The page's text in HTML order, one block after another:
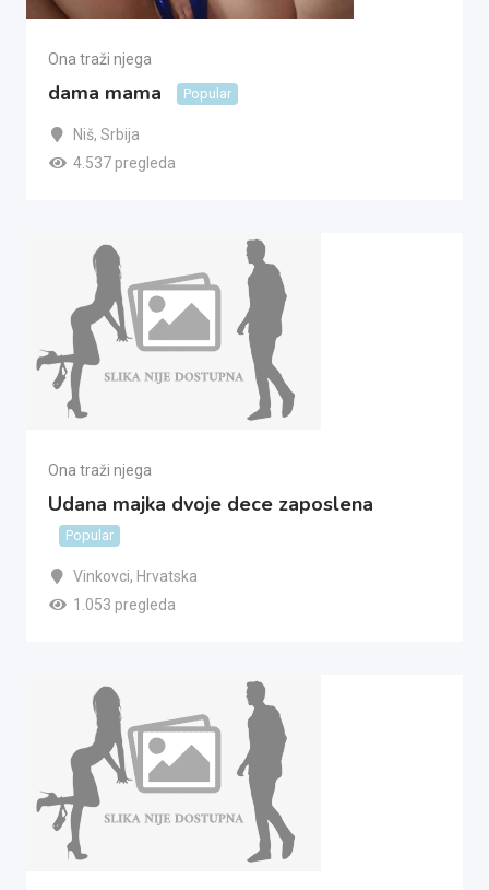
Ona traži njega
dama mama Popular
Niš, Srbija
4.537 pregleda
Ona traži njega
Udana majka dvoje dece zaposlena
Popular
Vinkovci, Hrvatska
1.053 pregleda